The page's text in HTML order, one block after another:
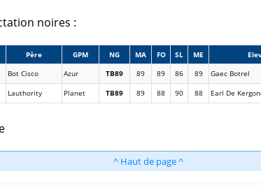
noires :
Père GPM NG MA FO SL ME
Bot Cisco Azur TB89 89 89 86 89 Gaec Botrel
Lauthority Planet TB89 89 88 90 88 Earl De
^ Haut de page ^